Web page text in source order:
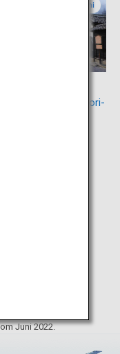
Aichi
Heimat der Shibori-
Juni 2022.